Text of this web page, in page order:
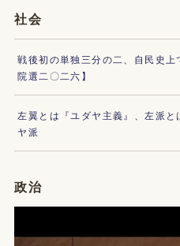
社会
戦後初の単独三分の二、自民史
院選二〇二六】
左翼とは『ユダヤ主義』、左派
ヤ派
政治